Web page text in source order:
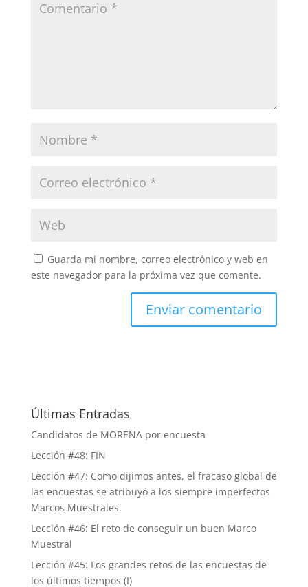
Guarda mi nombre, correo electrónico y web en
este navegador para la próxima vez que comente.
Últimas Entradas
Candidatos de MORENA por encuesta
Lección #48: FIN
Lección #47: Como dijimos antes, el fracaso global de
las encuestas se atribuyó a los siempre imperfectos
Marcos Muestrales.
Lección #46: El reto de conseguir un buen Marco
Muestral
Lección #45: Los grandes retos de las encuestas de
los últimos tiempos (I)